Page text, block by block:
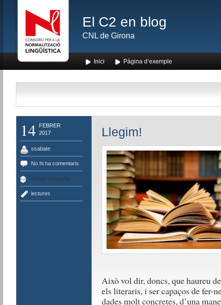
El C2 en blog
CNL de Girona
Inici Pàgina d’exemple
14
FEBRER
2017
ssabate
No hi ha comentaris
Sense categoria
lectures
Llegim!
Això vol dir, doncs, que haureu
els literaris, i ser capaços de fer-
dades molt concretes, d’una